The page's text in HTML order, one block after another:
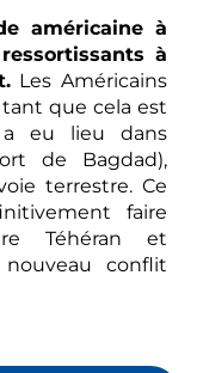
américaine à
à
Les Américains
que cela est
a eu lieu dans
de Bagdad),
terrestre. Ce
faire
Téhéran et
conflit